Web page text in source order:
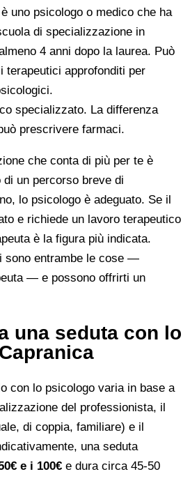
uno psicologo o medico che ha
di specializzazione in
4 anni dopo la laurea. Può
terapeutici approfonditi per
specializzato. La differenza
prescrivere farmaci.
che conta di più per te è
un percorso breve di
lo psicologo è adeguato. Se il
e richiede un lavoro terapeutico
è la figura più indicata.
sono entrambe le cose —
— e possono offrirti un
una seduta con lo
con lo psicologo varia in base a
del professionista, il
di coppia, familiare) e il
una seduta
e i 100€ e dura circa 45-50